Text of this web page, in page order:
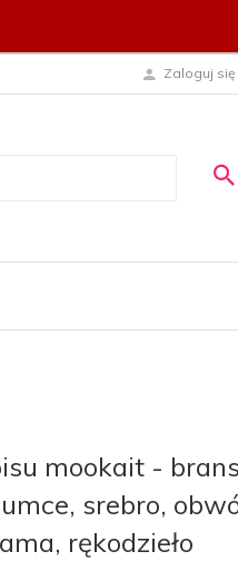
Zaloguj się
mookait -
srebro,
rękodzieło